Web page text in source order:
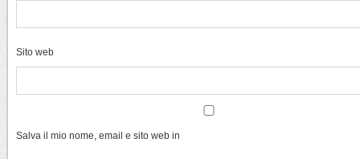
Sito web
Salva il mio nome, email e sito web in